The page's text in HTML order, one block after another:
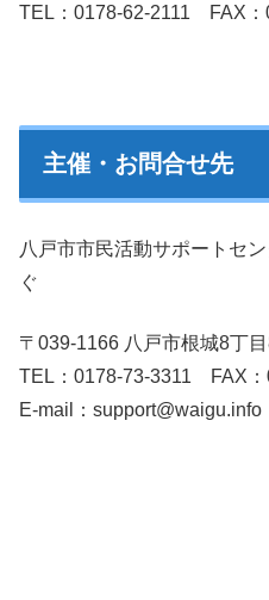
TEL：0178-62-2111 FAX：
主催・お問合せ先
八戸市市民活動サポートセ
ぐ
〒039-1166 八戸市根城8丁
TEL：0178-73-3311 FAX：
E-mail：support@waigu.info